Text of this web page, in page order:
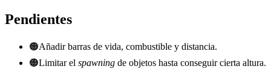
Pendientes
🟠Añadir barras de vida, combustible y distancia.
🟠Limitar el spawning de objetos hasta conseguir cierta altura.